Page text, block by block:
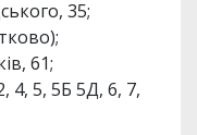
35;
61;
4, 5, 5Б 5Д, 6, 7,